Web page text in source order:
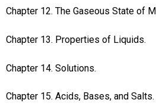
Chapter 12. The Gaseous State of
Chapter 13. Properties of Liquids.
Chapter 14. Solutions.
Chapter 15. Acids, Bases, and Salts.